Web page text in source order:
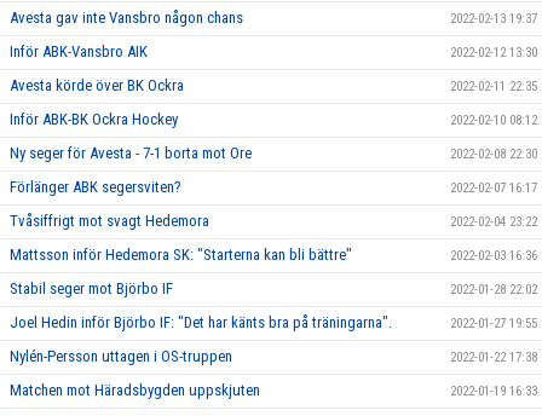
Avesta gav inte Vansbro någon chans 2022-02-13 19:37
Inför ABK-Vansbro AIK 2022-02-12 13:30
Avesta körde över BK Ockra 2022-02-11 22:35
Inför ABK-BK Ockra Hockey 2022-02-10 08:12
Ny seger för Avesta - 7-1 borta mot Ore 2022-02-08 22:30
Förlänger ABK segersviten? 2022-02-07 16:17
Tvåsiffrigt mot svagt Hedemora 2022-02-04 23:22
Mattsson inför Hedemora SK: "Starterna kan bli bättre" 2022-02-03 16:36
Stabil seger mot Björbo IF 2022-01-28 22:02
Joel Hedin inför Björbo IF: "Det har känts bra på träningarna". 2022-01-27 19:55
Nylén-Persson uttagen i OS-truppen 2022-01-22 17:38
Matchen mot Häradsbygden uppskjuten 2022-01-19 16:33